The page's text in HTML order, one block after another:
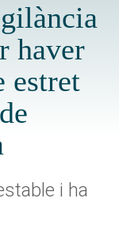
haver
estret
i ha